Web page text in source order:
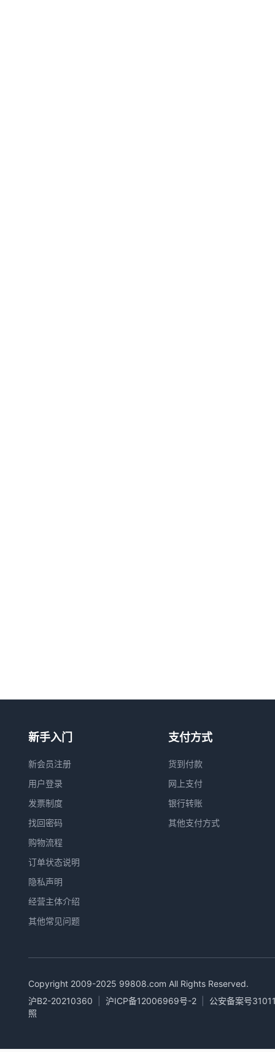
新手入门
新会员注册
用户登录
发票制度
找回密码
购物流程
订单状态说明
隐私声明
经营主体介绍
其他常见问题
支付方式
货到付款
网上支付
银行转账
其他支付方式
Copyright 2009-2025 99808.com All Rights Reserved.
沪B2-20210360
沪ICP备12006969号-2
公安备案号
照